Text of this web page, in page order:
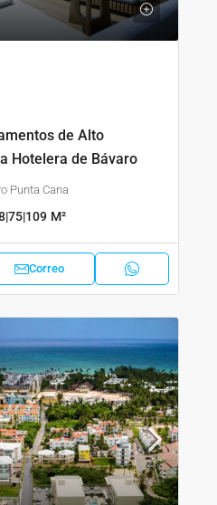
de Alto
Hotelera de Bávaro
Punta Cana
M²
Correo